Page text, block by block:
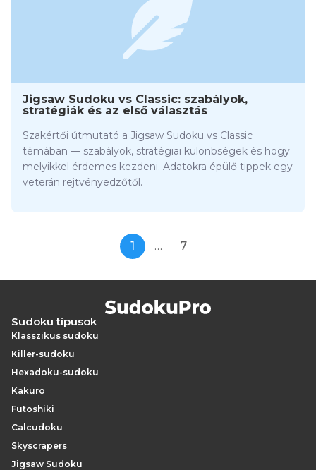
Jigsaw Sudoku vs Classic: szabályok,
stratégiák és az első választás
Szakértői útmutató a Jigsaw Sudoku vs Classic
témában — szabályok, stratégiai különbségek és hogy
melyikkel érdemes kezdeni. Adatokra épülő tippek egy
veterán rejtvényedzőtől.
1 … 7
Sudoku típusok
Klasszikus sudoku
Killer-sudoku
Hexadoku-sudoku
Kakuro
Futoshiki
Calcudoku
Skyscrapers
Jigsaw Sudoku